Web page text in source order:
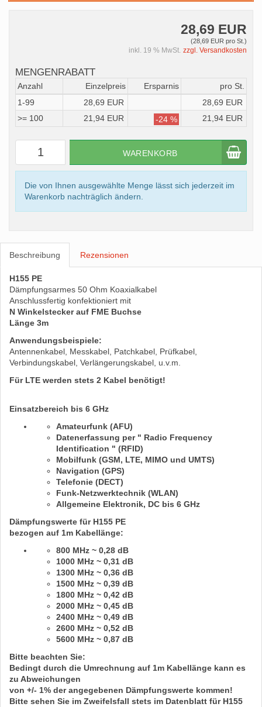
28,69 EUR
(28,69 EUR pro St.)
inkl. 19 % MwSt. zzgl. Versandkosten
MENGENRABATT
Anzahl Einzelpreis Ersparnis
pro St.
1-99
28,69 EUR
28,69 EUR
>= 100
21,94 EUR -24 % 21,94 EUR
WARENKORB
Die von Ihnen ausgewählte Menge lässt sich jederzeit im
Warenkorb nachträglich ändern.
Beschreibung Rezensionen
H155 PE
Dämpfungsarmes 50 Ohm Koaxialkabel
Anschlussfertig konfektioniert mit
N Winkelstecker auf FME Buchse
Länge 3m
Anwendungsbeispiele:
Antennenkabel, Messkabel, Patchkabel, Prüfkabel,
Verbindungskabel, Verlängerungskabel, u.v.m.
Für LTE werden stets 2 Kabel benötigt!
Einsatzbereich bis 6 GHz
Amateurfunk (AFU)
Datenerfassung per " Radio Frequency
Identification " (RFID)
Mobilfunk (GSM, LTE, MIMO und UMTS)
Navigation (GPS)
Telefonie (DECT)
Funk-Netzwerktechnik (WLAN)
Allgemeine Elektronik, DC bis 6 GHz
Dämpfungswerte für H155 PE
bezogen auf 1m Kabellänge:
800 MHz ~ 0,28 dB
1000 MHz ~ 0,31 dB
1300 MHz ~ 0,36 dB
1500 MHz ~ 0,39 dB
1800 MHz ~ 0,42 dB
2000 MHz ~ 0,45 dB
2400 MHz ~ 0,49 dB
2600 MHz ~ 0,52 dB
5600 MHz ~ 0,87 dB
Bitte beachten Sie:
Bedingt durch die Umrechnung auf 1m Kabellänge kann es
zu Abweichungen
von +/- 1% der angegebenen Dämpfungswerte kommen!
Bitte sehen Sie im Zweifelsfall stets im Datenblatt für H155